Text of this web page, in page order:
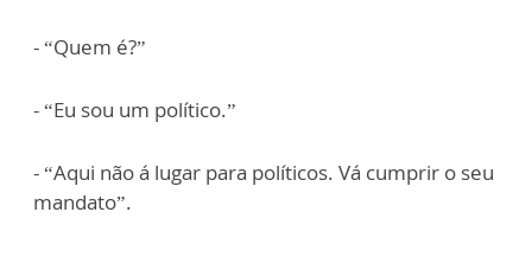
- “Quem é?”
- “Eu sou um político.”
- “Aqui não á lugar para políticos. Vá cumprir o seu
mandato”.